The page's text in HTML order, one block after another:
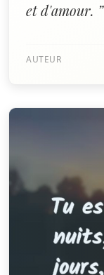
et d'amour. ”
AUTEUR